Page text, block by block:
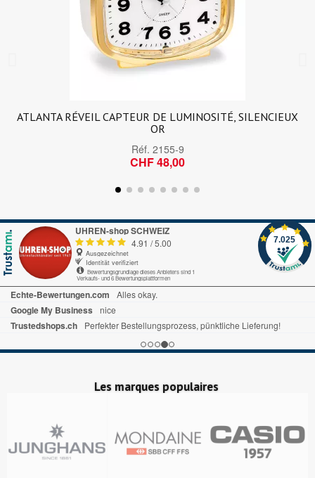
ATLANTA RÉVEIL CAPTEUR DE LUMINOSITÉ, SILENCIEUX
OR
Réf. 2155-9
CHF 48,00
UHREN-shop SCHWEIZ
4.91 /5.00
Ausgezeichnet
Identität verifiziert
Bewertungsgrundlage dieses Anbieters sind 1
Verkaufs- und 6 Bewertungsplattformen
7.025
Echte-Bewertungen.com Alles okay.
Google My Business nice
Trustedshops.ch Perfekter Bestellungsprozess, pünktliche Lieferung!
Les marques populaires